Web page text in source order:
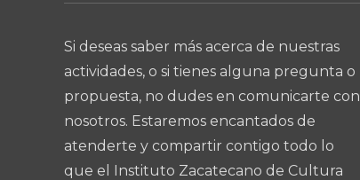
Si deseas saber más acerca de nuestras
actividades, o si tienes alguna pregunta o
propuesta, no dudes en comunicarte con
nosotros. Estaremos encantados de
atenderte y compartir contigo todo lo
que el Instituto Zacatecano de Cultura